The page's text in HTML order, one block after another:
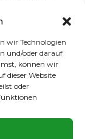
wir Technologien
und/oder darauf
können wir
dieser Website
oder
unserer 1.
gegen
gegen
in der 2.
hätten die
Rot für